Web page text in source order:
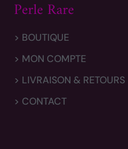
Perle Rare
> BOUTIQUE
> MON COMPTE
> LIVRAISON & RETOURS
> CONTACT